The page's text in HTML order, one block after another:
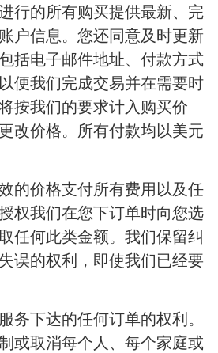
行的所有购买提供最新、完
户信息。您还同意及时更新
括电子邮件地址、付款方式
便我们完成交易并在需要时
按我们的要求计入购买价
改价格。所有付款均以美元
的价格支付所有费用以及任
权我们在您下订单时向您选
任何此类金额。我们保留纠
误的权利，即使我们已经要
务下达的任何订单的权利。
或取消每个人、每个家庭或